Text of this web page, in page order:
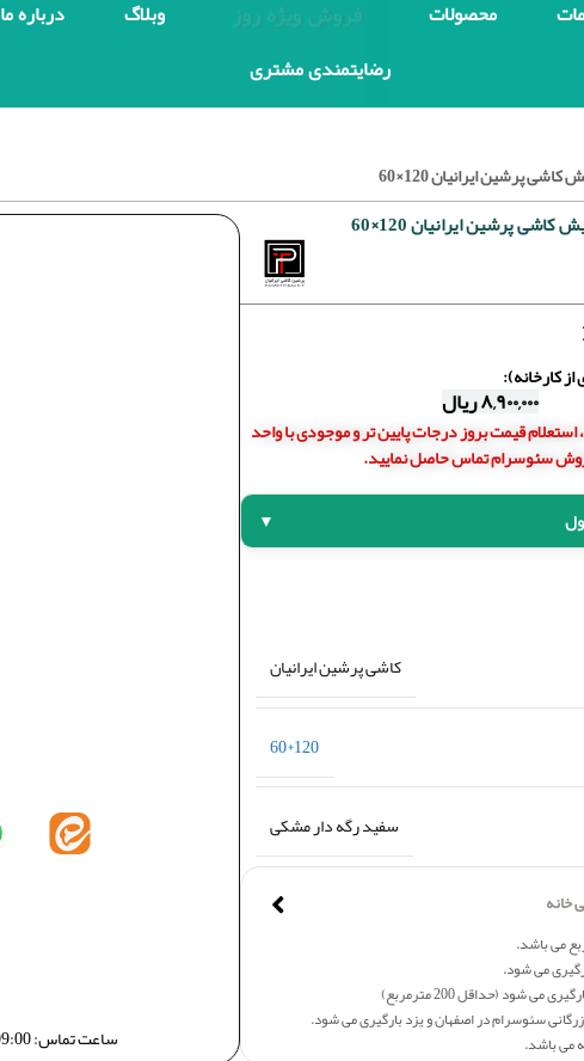
محصولات وبلاگ درباره ما
رضایتمندی مشتری
پرشین ایرانیان 120×60
پرشین ایرانیان 120×60
کارخانه):
۸,۹۰۰,۰۰۰ریال
قیمت بروز درجات پایین تر و موجودی با واحد
سئوسرام تماس حاصل نمایید.
▼
کاشی پرشین ایرانیان
120*60
سفید رگه دار مشکی
می باشد.
می شود.
می شود (حداقل 200 مترمربع)
سئوسرام در اصفهان و یزد بارگیری می شود.
می باشد.
خانه
ساعت تماس: 09:00 – 14:00 و 16:00 – 21:00